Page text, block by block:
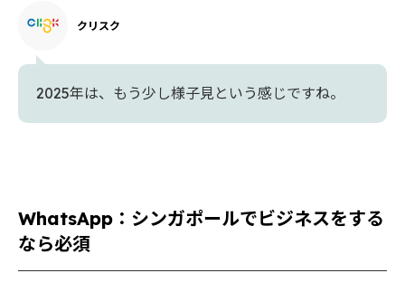
クリスク
2025年は、もう少し様子見という感じですね。
WhatsApp：シンガポールでビジネスをする
なら必須